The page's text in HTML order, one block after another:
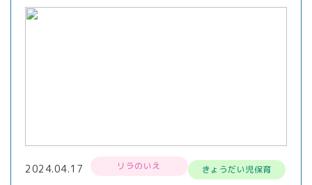
2024.04.17 リラのいえ きょうだい児保育